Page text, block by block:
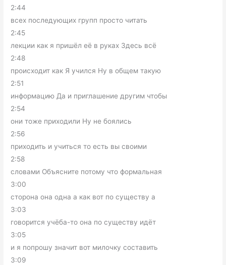
2:44
всех последующих групп просто читать
2:45
лекции как я пришёл её в руках Здесь всё
2:48
происходит как Я учился Ну в общем такую
2:51
информацию Да и приглашение другим чтобы
2:54
они тоже приходили Ну не боялись
2:56
приходить и учиться то есть вы своими
2:58
словами Объясните потому что формальная
3:00
сторона она одна а как вот по существу а
3:03
говорится учёба-то она по существу идёт
3:05
и я попрошу значит вот милочку составить
3:09